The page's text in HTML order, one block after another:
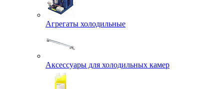
Агрегаты холодильные
Аксессуары для холодильных камер